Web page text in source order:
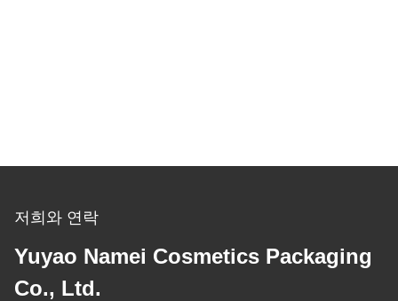
저희와 연락
Yuyao Namei Cosmetics Packaging
Co., Ltd.